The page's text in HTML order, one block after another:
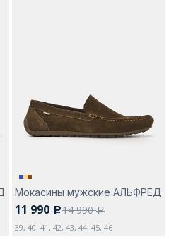
город
Мокасины мужские АЛЬФРЕД
11 990 c14 990a
39, 40, 41, 42, 43, 44, 45, 46